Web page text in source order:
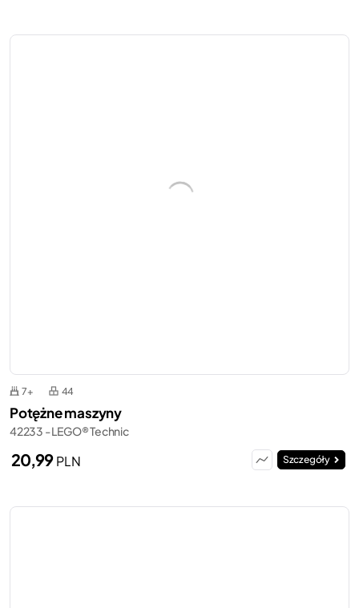
7+ 44
Potężne maszyny
42233 - LEGO® Technic
20,99PLN Szczegóły